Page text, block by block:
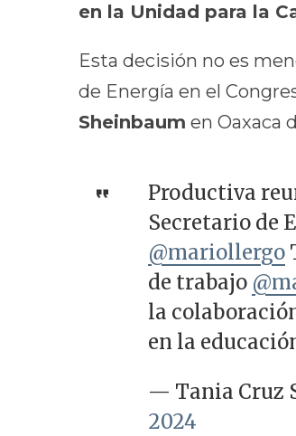
en la Unidad para la
Esta decisión no es
de Energía en el
Sheinbaum en Oaxaca
Productiva
Secretario de
@mariollergo
de trabajo
la
en la
— Tania Cruz
2024